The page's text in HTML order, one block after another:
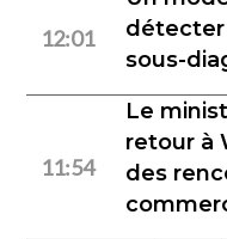
12:01
détecter
sous-
11:54
Le
retour à
des